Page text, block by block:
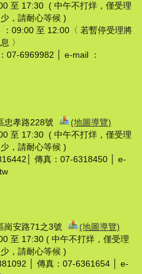
至 17:30 ( 中午不打烊，僅受理
，請耐心等候 )
09:00 至 12:00〈 若暫停受理將
〉
07-6969982 │ e-mail ：
忠孝路228號
(地圖導覽)
至 17:30 ( 中午不打烊，僅受理
，請耐心等候 )
傳真：07-6318450 │ e-
崗安路71之3號
(地圖導覽)
至 17:30 ( 中午不打烊，僅受理
，請耐心等候 )
│ 傳真：07-6361654 │ e-